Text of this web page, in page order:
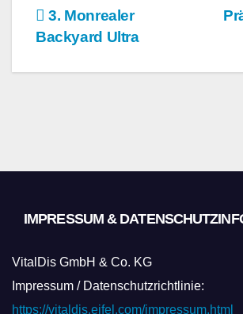
Beitragsnavigation
3. Monrealer
Backyard Ultra
IMPRESSUM &
VitalDis GmbH & Co. KG
Impressum / Datenschutzrichtlinie:
https://vitaldis.eifel.com/impressum.html